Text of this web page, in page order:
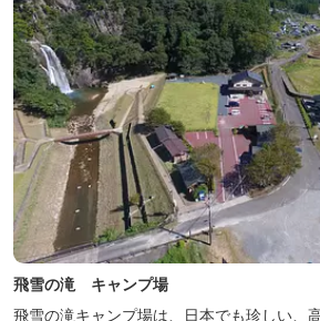
飛雪の滝 キャンプ場
飛雪の滝キャンプ場は、日本でも珍しい、